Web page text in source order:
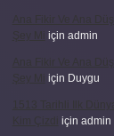
Ana Fikir Ve Ana
Şey Mi için admin
Ana Fikir Ve Ana
Şey Mi için Duygu
1513 Tarihli Ilk Dünya
Kim Çizdi
için admin